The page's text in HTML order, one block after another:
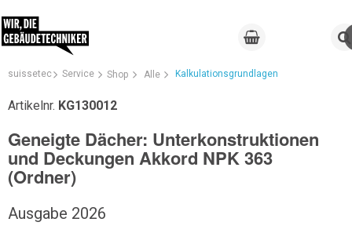
suissetec Service Shop Alle Kalkulationsgrundlagen
Artikelnr. KG130012
Geneigte Dächer: Unterkonstruktionen
und Deckungen Akkord NPK 363
(Ordner)
Ausgabe 2026